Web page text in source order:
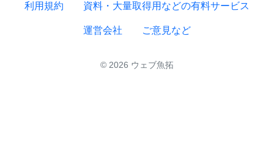
利用規約 資料・大量取得用などの有料サービス
運営会社 ご意見など
© 2026 ウェブ魚拓